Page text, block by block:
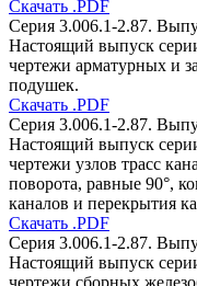
Скачать .PDF
Серия 3.006.1-2.87.
Настоящий выпуск
чертежи арматурных и
подушек.
Скачать .PDF
Серия 3.006.1-2.87.
Настоящий выпуск
чертежи узлов трасс
поворота, равные 90°,
каналов и перекрытия
Скачать .PDF
Серия 3.006.1-2.87.
Настоящий выпуск